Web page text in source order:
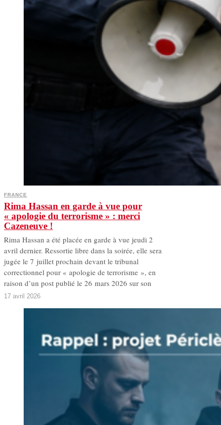
FRANCE
Rima Hassan en garde à vue pour
« apologie du terrorisme » : merci
Cazeneuve !
Rima Hassan a été placée en garde à vue jeudi 2
avril dernier. Ressortie libre dans la soirée, elle sera
jugée le 7 juillet prochain devant le tribunal
correctionnel pour « apologie de terrorisme », en
raison d’un post publié le 26 mars 2026 sur son
17 avril 2026